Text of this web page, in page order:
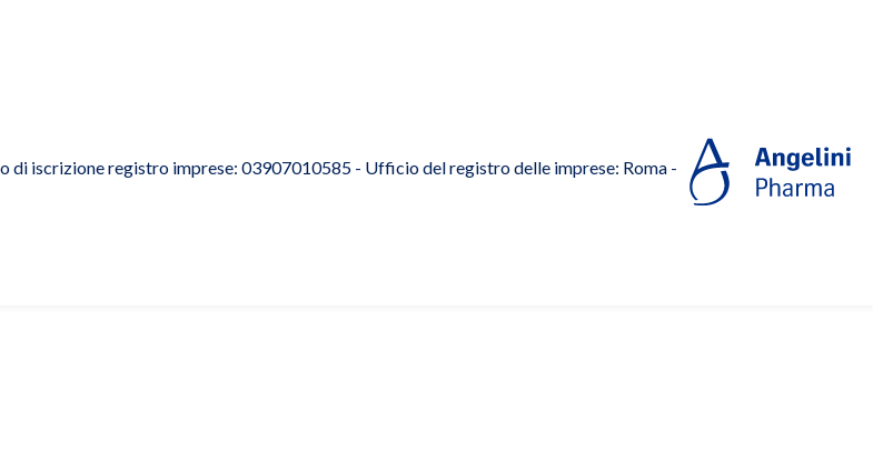
di iscrizione registro imprese: 03907010585 - Ufficio del registro delle imprese: Roma -